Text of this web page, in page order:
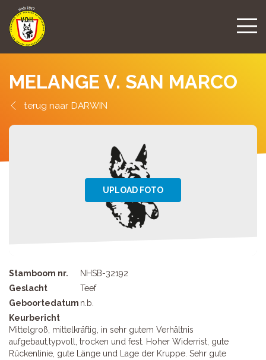
MELANGE V. SAN MARCO
DARWIN
Stamboom nr.
NHSB-32192
Geslacht
Teef
Geboortedatum n.b.
Keurbericht
Mittelgroß, mittelkräftig, in sehr gutem Verhältnis
aufgebaut,typvoll, trocken und fest. Hoher Widerrist, gute
Rückenlinie, gute Länge und Lage der Kruppe. Sehr gute